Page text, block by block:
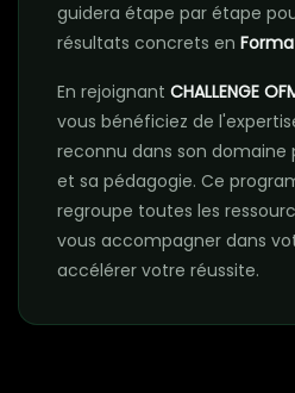
guidera étape par étape
résultats concrets en
En rejoignant CHALLENGE
vous bénéficiez de
reconnu dans son domaine
et sa pédagogie. Ce
regroupe toutes les
vous accompagner dans
accélérer votre réussite.